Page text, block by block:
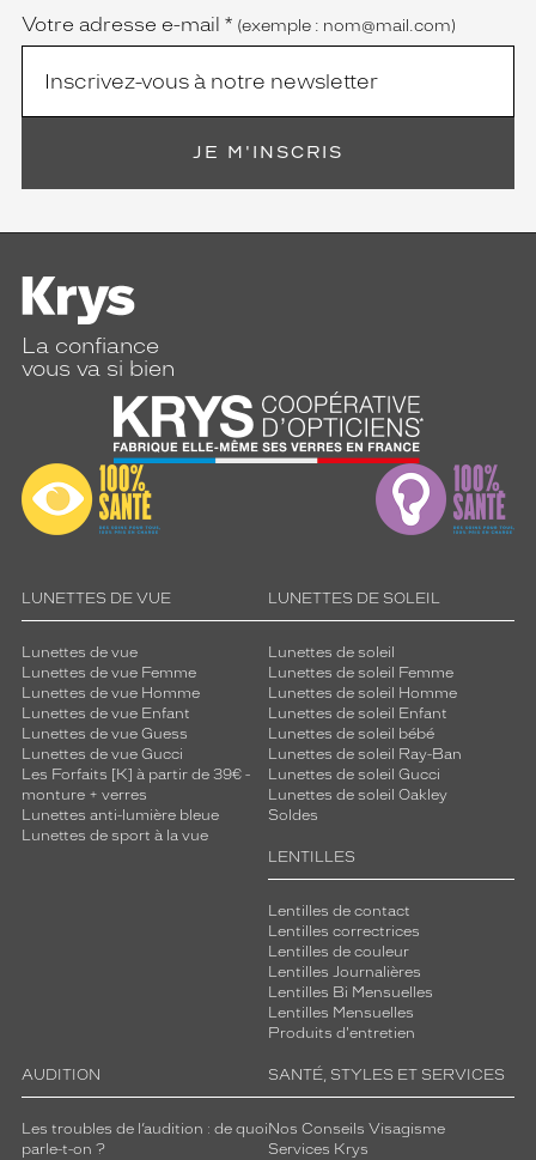
Votre adresse e-mail * (exemple : nom@mail.com)
JE M'INSCRIS
La confiance
vous va si bien
LUNETTES DE VUE
Lunettes de vue
Lunettes de vue Femme
Lunettes de vue Homme
Lunettes de vue Enfant
Lunettes de vue Guess
Lunettes de vue Gucci
Les Forfaits [K] à partir de 39€ -
monture + verres
Lunettes anti-lumière bleue
Lunettes de sport à la vue
LUNETTES DE SOLEIL
Lunettes de soleil
Lunettes de soleil Femme
Lunettes de soleil Homme
Lunettes de soleil Enfant
Lunettes de soleil bébé
Lunettes de soleil Ray-Ban
Lunettes de soleil Gucci
Lunettes de soleil Oakley
Soldes
LENTILLES
Lentilles de contact
Lentilles correctrices
Lentilles de couleur
Lentilles Journalières
Lentilles Bi Mensuelles
Lentilles Mensuelles
Produits d'entretien
AUDITION
Les troubles de l’audition : de quoi
parle-t-on ?
SANTÉ, STYLES ET SERVICES
Nos Conseils Visagisme
Services Krys